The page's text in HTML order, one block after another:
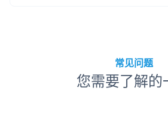
常见问题
您需要了解的